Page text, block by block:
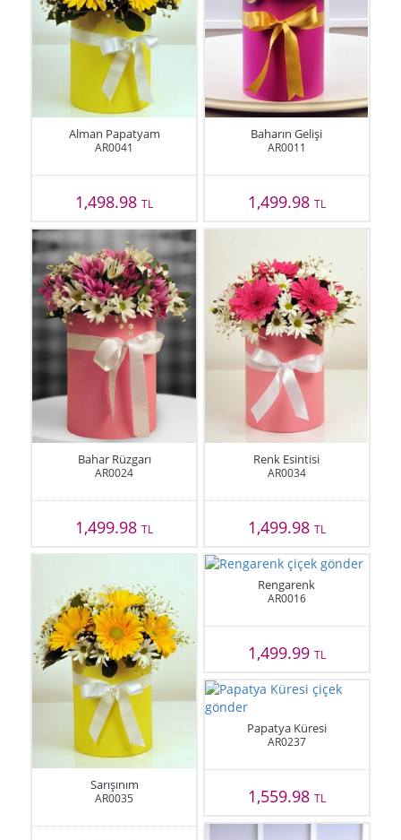
Alman Papatyam
AR0041
1,498.98TL
Baharın Gelişi
AR0011
1,499.98 TL
Bahar Rüzgarı
AR0024
1,499.98TL
Renk Esintisi
AR0034
1,499.98 TL
Sarışınım
AR0035
Rengarenk
AR0016
1,499.99 TL
Papatya Küresi
AR0237
1,559.98 TL